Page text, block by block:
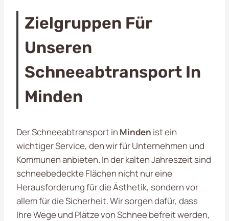
Zielgruppen Für
Unseren
Schneeabtransport In
Minden
Der Schneeabtransport in Minden ist ein
wichtiger Service, den wir für Unternehmen und
Kommunen anbieten. In der kalten Jahreszeit sind
schneebedeckte Flächen nicht nur eine
Herausforderung für die Ästhetik, sondern vor
allem für die Sicherheit. Wir sorgen dafür, dass
Ihre Wege und Plätze von Schnee befreit werden,